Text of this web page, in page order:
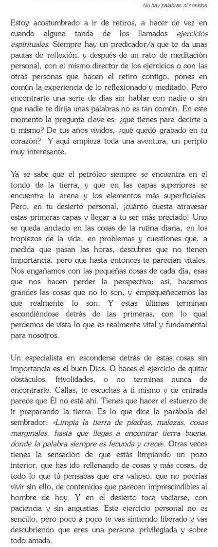
No hay palabras ni sonidos
Estoy acostumbrado a ir de retiros, a hacer de vez en
cuando alguna tanda de los llamados ejercicios
espirituales. Siempre hay un predicador/a que te da unas
pautas de reflexión, y después de un rato de meditación
personal, con el mismo director de los ejercicios o con las
otras personas que hacen el retiro contigo, pones en
común la experiencia de lo reflexionado y meditado. Pero
encontrarte una serie de días sin hablar con nadie o sin
que nadie te dirija unas palabras no es tan común. En este
momento la pregunta clave es: ¿qué tienes para decirte a
ti mismo? De tus años vividos, ¿qué quedó grabado en tu
corazón? Y aquí empieza toda una aventura, un periplo
muy interesante.
Ya se sabe que el petróleo siempre se encuentra en el
fondo de la tierra, y que en las capas superiores se
encuentra la arena y los elementos más superficiales.
Pero, en tu desierto personal, ¡cuánto cuesta atravesar
estas primeras capas y llegar a tu ser más preciado! Uno
se queda anclado en las cosas de la rutina diaria, en los
tropiezos de la vida, en problemas y cuestiones que, a
medida que pasan las horas, descubres que no tienen
importancia, pero que hasta entonces te parecían vitales.
Nos engañamos con las pequeñas cosas de cada día, esas
que nos hacen perder la perspectiva: así, hacemos
grandes las cosas que no lo son, y empequeñecemos las
que realmente lo son. Y estas últimas terminan
escondiéndose detrás de las primeras, con lo qual
perdemos de vista lo que es realmente vital y fundamental
para nosotros.
Un especialista en esconderse detrás de estas cosas sin
importancia es el buen Dios. O haces el ejercicio de quitar
obstáculos, frivolidades, o no terminas nunca de
encontrarle. Callas, te escuchas a ti mismo y de entrada
parece que Él no esté ahí. Tienes que hacer el esfuerzo de
ir preparando la tierra. Es lo que dice la parábola del
sembrador: «Limpia la tierra de piedras, malezas, cosas
marginales, hasta que llegas a encontrar tierra buena,
donde la palabra siempre es fecunda y crece«. Otras veces
tienes la sensación de que estás limpiando un pozo
interior, que has ido rellenando de cosas y más cosas, de
todo lo que tú pensabas que era valioso, que no podrías
vivir sin ello, de contenidos que parecen imprescindibles al
hombre de hoy. Y en el desierto toca vaciarse, con
paciencia y sin angustias. Este ejercicio personal no es
sencillo, pero poco a poco te vas sintiendo liberado y vas
descubriendo que eres una persona privilegiada y sobre
todo amada.